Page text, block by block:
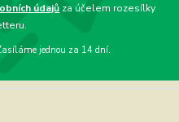
údajů za účelem rozesílky
jednou za 14 dní.